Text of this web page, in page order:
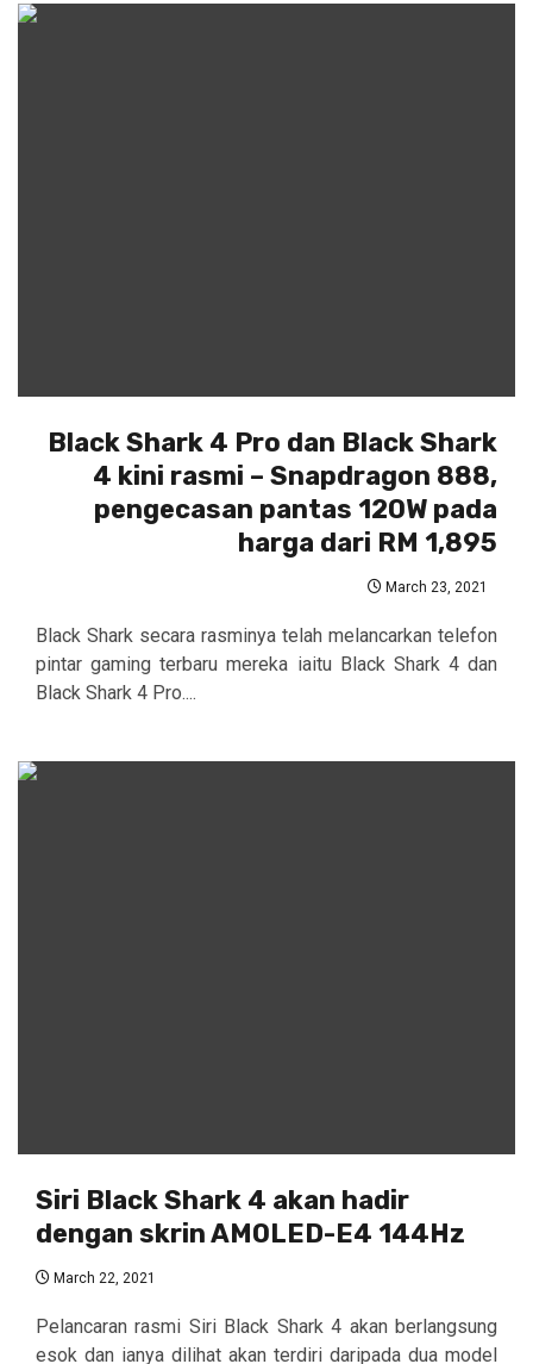
Black Shark 4 Pro dan Black Shark
4 kini rasmi – Snapdragon 888,
pengecasan pantas 120W pada
harga dari RM 1,895
March 23, 2021
Black Shark secara rasminya telah melancarkan telefon
pintar gaming terbaru mereka iaitu Black Shark 4 dan
Black Shark 4 Pro....
Siri Black Shark 4 akan hadir
dengan skrin AMOLED-E4 144Hz
March 22, 2021
Pelancaran rasmi Siri Black Shark 4 akan berlangsung
esok dan ianya dilihat akan terdiri daripada dua model